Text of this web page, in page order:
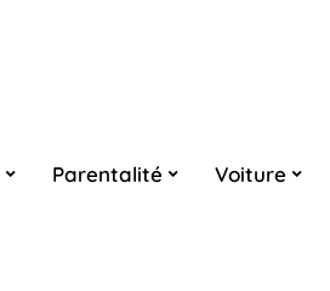
Parentalité Voiture